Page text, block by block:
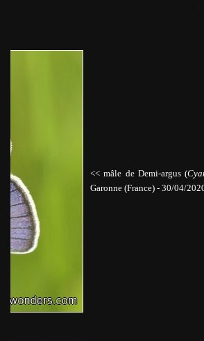
<< mâle de Demi-argus (
Garonne (France) - 30/04/